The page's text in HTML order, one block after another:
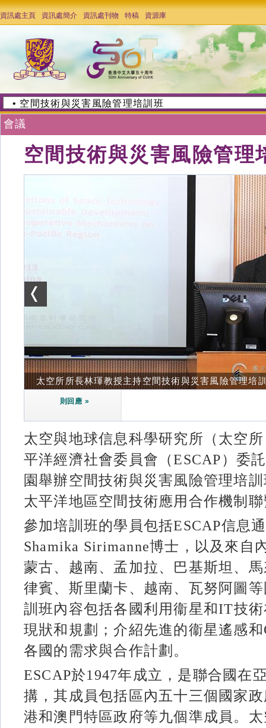
資訊處主頁 資訊處簡介 資訊處刊物 特稿 資源庫
會議
空間技術與災害風險管理
太空所所長林琿教授主持空間技術與災害風險管理培
則回應 »
太空與地球信息科學研究所（太空
平洋經濟社會委員會（ESCAP）委
園舉辦空間技術與災害風險管理培
太平洋地區空間技術應用合作機制
參加培訓班的學員包括ESCAP信息
Shamika Sirimanne博士，以及來自
蒙古、越南、孟加拉、巴基斯坦、
律賓、斯里蘭卡、越南、瓦努阿圖
訓班內容包括各國利用衞星和IT技
現狀和規劃；介紹先進的衞星遙感
各國的需求與合作計劃。
ESCAP於1947年成立，是聯合國在
搆，其成員包括區內五十三個國家
港和澳門特區政府等九個準成員。